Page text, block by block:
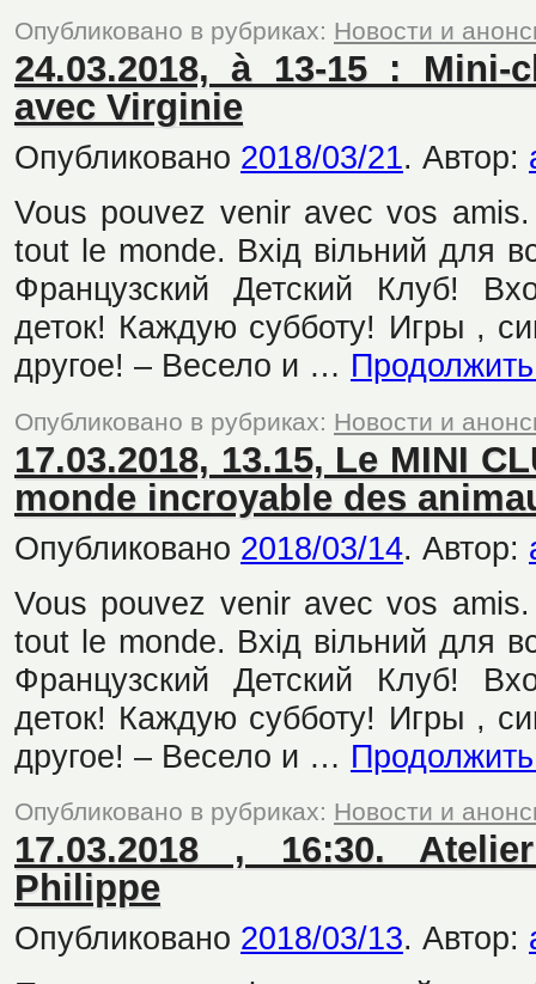
Опубликовано в рубриках: Новости и
24.03.2018, à 13-15 :
avec Virginie
Опубликовано 2018/03/21. Автор:
Vous pouvez venir avec vos
tout le monde. Вхід вільний для
Французский Детский Клуб!
деток! Каждую субботу! Игры ,
другое! – Весело и …
Опубликовано в рубриках: Новости и
17.03.2018, 13.15, Le MINI
monde incroyable des
Опубликовано 2018/03/14. Автор:
Vous pouvez venir avec vos
tout le monde. Вхід вільний для
Французский Детский Клуб!
деток! Каждую субботу! Игры ,
другое! – Весело и …
Опубликовано в рубриках: Новости и
17.03.2018 , 16:30.
Philippe
Опубликовано 2018/03/13. Автор: